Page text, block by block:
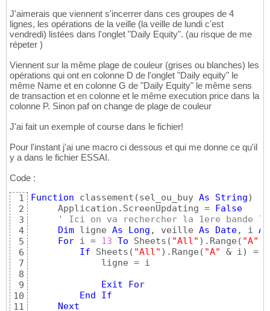
J'aimerais que viennent s'incerrer dans ces groupes de 4
lignes, les opérations de la veille (la veille de lundi c'est
vendredi) listées dans l'onglet "Daily Equity". (au risque de me
répeter )
Viennent sur la même plage de couleur (grises ou blanches) les
opérations qui ont en colonne D de l'onglet "Daily equity" le
même Name et en colonne G de "Daily Equity" le même sens
de transaction et en colonne et le même execution price dans la
colonne P. Sinon paf on change de plage de couleur
J'ai fait un exemple of course dans le fichier!
Pour l'instant j'ai une macro ci dessous et qui me donne ce qu'il
y a dans le fichier ESSAI.
Code :
1
2
3
4
5
6
7
8
9
10
11
Function classement (sel_ou_buy As String)
     Application.ScreenUpdating =
False
' Ici on va rechercher la 1ere bande
Dim ligne As Long , veille As Date, i As
For i = 13 To Sheets ( "All" ) .Range ( "A"
If Sheets ( "All" ) .Range ( "A" & i) =
             ligne = i
Exit
For
End
If
Next